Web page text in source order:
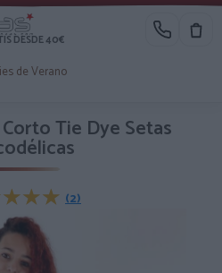
DESDE 40€
de Verano
Tie Dye Setas
(2)